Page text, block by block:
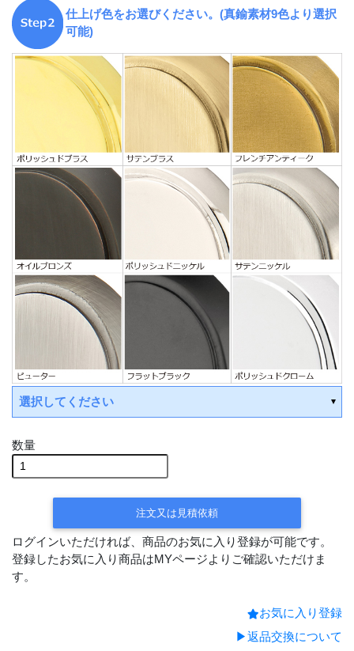
仕上げ色をお選びください。(真鍮素材9色より選択
可能)
選択してください
数量
注文又は見積依頼
ログインいただければ、商品のお気に入り登録が可能です。
登録したお気に入り商品はMYページよりご確認いただけま
す。
お気に入り登録
▶返品交換について